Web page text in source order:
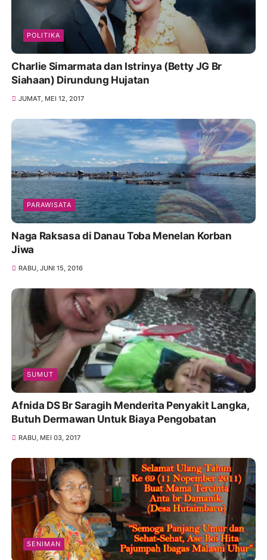
POLITIKA
Charlie Simarmata dan Istrinya (Betty JG Br
Siahaan) Dirundung Hujatan
JUMAT, MEI 12, 2017
PARAWISATA
Naga Raksasa di Danau Toba Menelan Korban
Jiwa
RABU, JUNI 15, 2016
SUMUT
Afnida DS Br Saragih Menderita Penyakit Langka,
Butuh Dermawan Untuk Biaya Pengobatan
RABU, MEI 03, 2017
SENIMAN